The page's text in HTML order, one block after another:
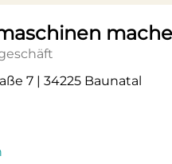
7 | 34225 Baunatal